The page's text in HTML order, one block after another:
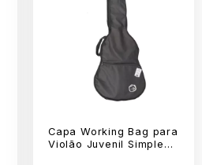
Capa Working Bag para
Violão Juvenil Simples